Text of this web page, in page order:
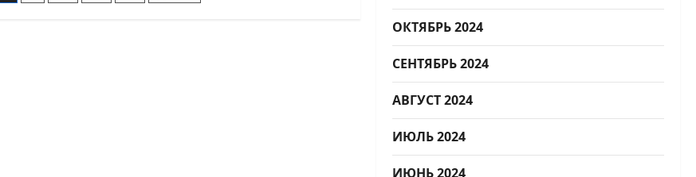
ОКТЯБРЬ 2024
СЕНТЯБРЬ 2024
АВГУСТ 2024
ИЮЛЬ 2024
ИЮНЬ 2024